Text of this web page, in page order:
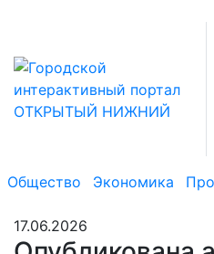
Общество Экономика
17.06.2026